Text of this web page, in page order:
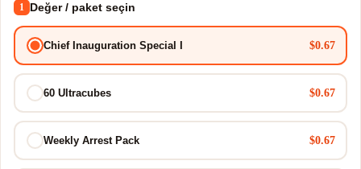
1 Değer / paket seçin
Chief Inauguration Special I $0.67
60 Ultracubes $0.67
Weekly Arrest Pack $0.67